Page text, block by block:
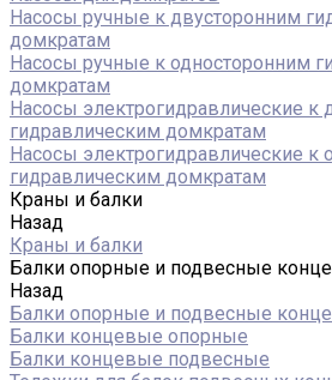
Насосы ручные к двусторонним
домкратам
Насосы ручные к односторонним
домкратам
Насосы электрогидравлические к
гидравлическим домкратам
Насосы электрогидравлические к
гидравлическим домкратам
Краны и балки
Назад
Краны и балки
Балки опорные и подвесные
Назад
Балки опорные и подвесные
Балки концевые опорные
Балки концевые подвесные